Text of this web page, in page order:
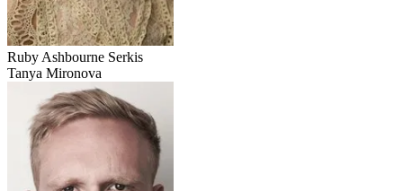
Ruby Ashbourne Serkis
Tanya Mironova